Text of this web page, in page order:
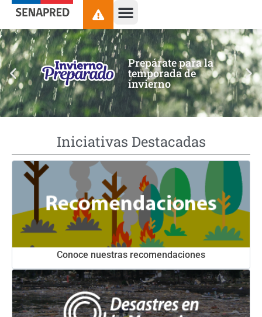
contenido
Prepárate para la
temporada de
invierno
Iniciativas Destacadas
Conoce nuestras recomendaciones